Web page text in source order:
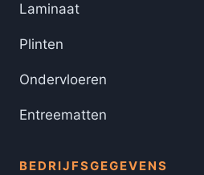
Laminaat
Plinten
Ondervloeren
Entreematten
BEDRIJFSGEGEVENS